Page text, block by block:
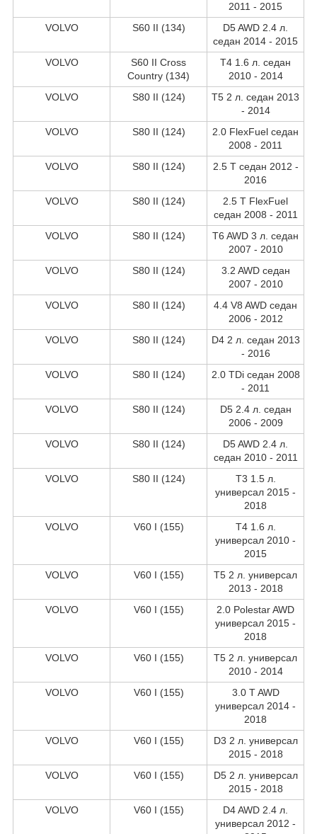
2011 - 2015
VOLVO
S60 II (134)
D5 AWD 2.4 л.
седан 2014 - 2015
VOLVO
S60 II Cross
Country (134)
T4 1.6 л. седан
2010 - 2014
VOLVO
S80 II (124)
T5 2 л. седан 2013
- 2014
VOLVO
S80 II (124)
2.0 FlexFuel седан
2008 - 2011
VOLVO
S80 II (124)
2.5 T седан 2012 -
2016
VOLVO
S80 II (124)
2.5 T FlexFuel
седан 2008 - 2011
VOLVO
S80 II (124)
T6 AWD 3 л. седан
2007 - 2010
VOLVO
S80 II (124)
3.2 AWD седан
2007 - 2010
VOLVO
S80 II (124)
4.4 V8 AWD седан
2006 - 2012
VOLVO
S80 II (124)
D4 2 л. седан 2013
- 2016
VOLVO
S80 II (124)
2.0 TDi седан 2008
- 2011
VOLVO
S80 II (124)
D5 2.4 л. седан
2006 - 2009
VOLVO
S80 II (124)
D5 AWD 2.4 л.
седан 2010 - 2011
VOLVO
S80 II (124)
T3 1.5 л.
универсал 2015 -
2018
VOLVO
V60 I (155)
T4 1.6 л.
универсал 2010 -
2015
VOLVO
V60 I (155)
T5 2 л. универсал
2013 - 2018
VOLVO
V60 I (155)
2.0 Polestar AWD
универсал 2015 -
2018
VOLVO
V60 I (155)
T5 2 л. универсал
2010 - 2014
VOLVO
V60 I (155)
3.0 T AWD
универсал 2014 -
2018
VOLVO
V60 I (155)
D3 2 л. универсал
2015 - 2018
VOLVO
V60 I (155)
D5 2 л. универсал
2015 - 2018
VOLVO
V60 I (155)
D4 AWD 2.4 л.
универсал 2012 -